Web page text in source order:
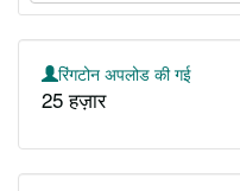
रिंगटोन अपलोड की गई
25 हज़ार